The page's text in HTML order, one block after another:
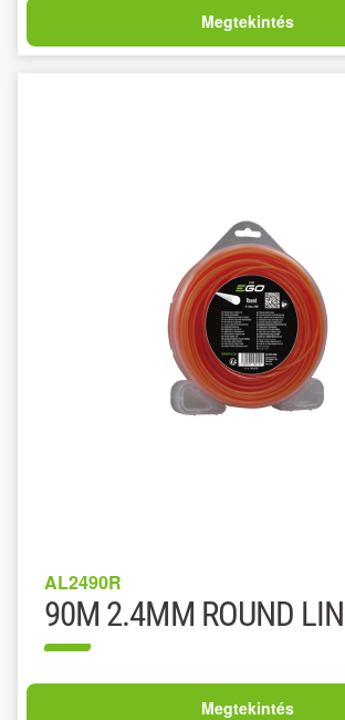
Megtekintés
AL2490R
90M 2.4MM ROUND
Megtekintés